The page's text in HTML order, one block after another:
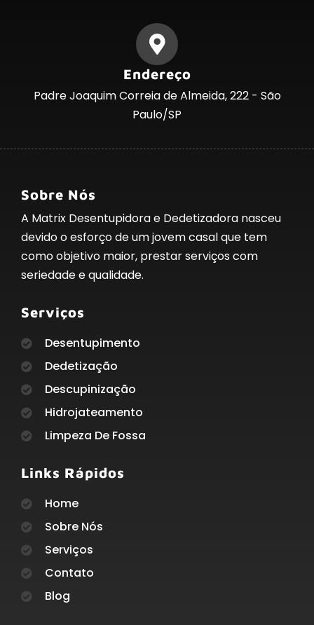
Endereço
Padre Joaquim Correia de Almeida, 222 - São
Paulo/SP
Sobre Nós
A Matrix Desentupidora e Dedetizadora nasceu
devido o esforço de um jovem casal que tem
como objetivo maior, prestar serviços com
seriedade e qualidade.
Serviços
Desentupimento
Dedetização
Descupinização
Hidrojateamento
Limpeza De Fossa
Links Rápidos
Home
Sobre Nós
Serviços
Contato
Blog